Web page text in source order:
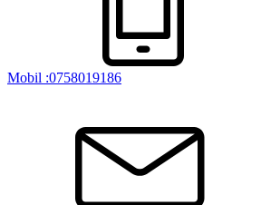
Mobil :0758019186